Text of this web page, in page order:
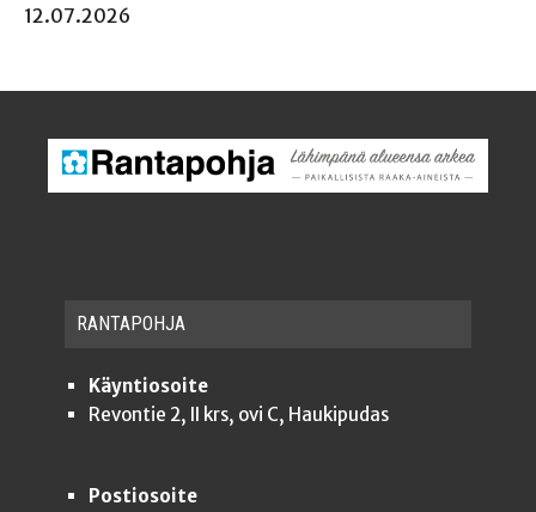
12.07.2026
RAN­TA­POH­JA
Käyntiosoite
Revontie 2, II krs, ovi C, Haukipudas
Postiosoite